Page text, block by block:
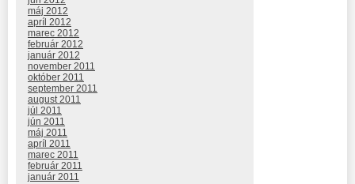
máj 2012
apríl 2012
marec 2012
február 2012
január 2012
november 2011
október 2011
september 2011
august 2011
júl 2011
jún 2011
máj 2011
apríl 2011
marec 2011
február 2011
január 2011